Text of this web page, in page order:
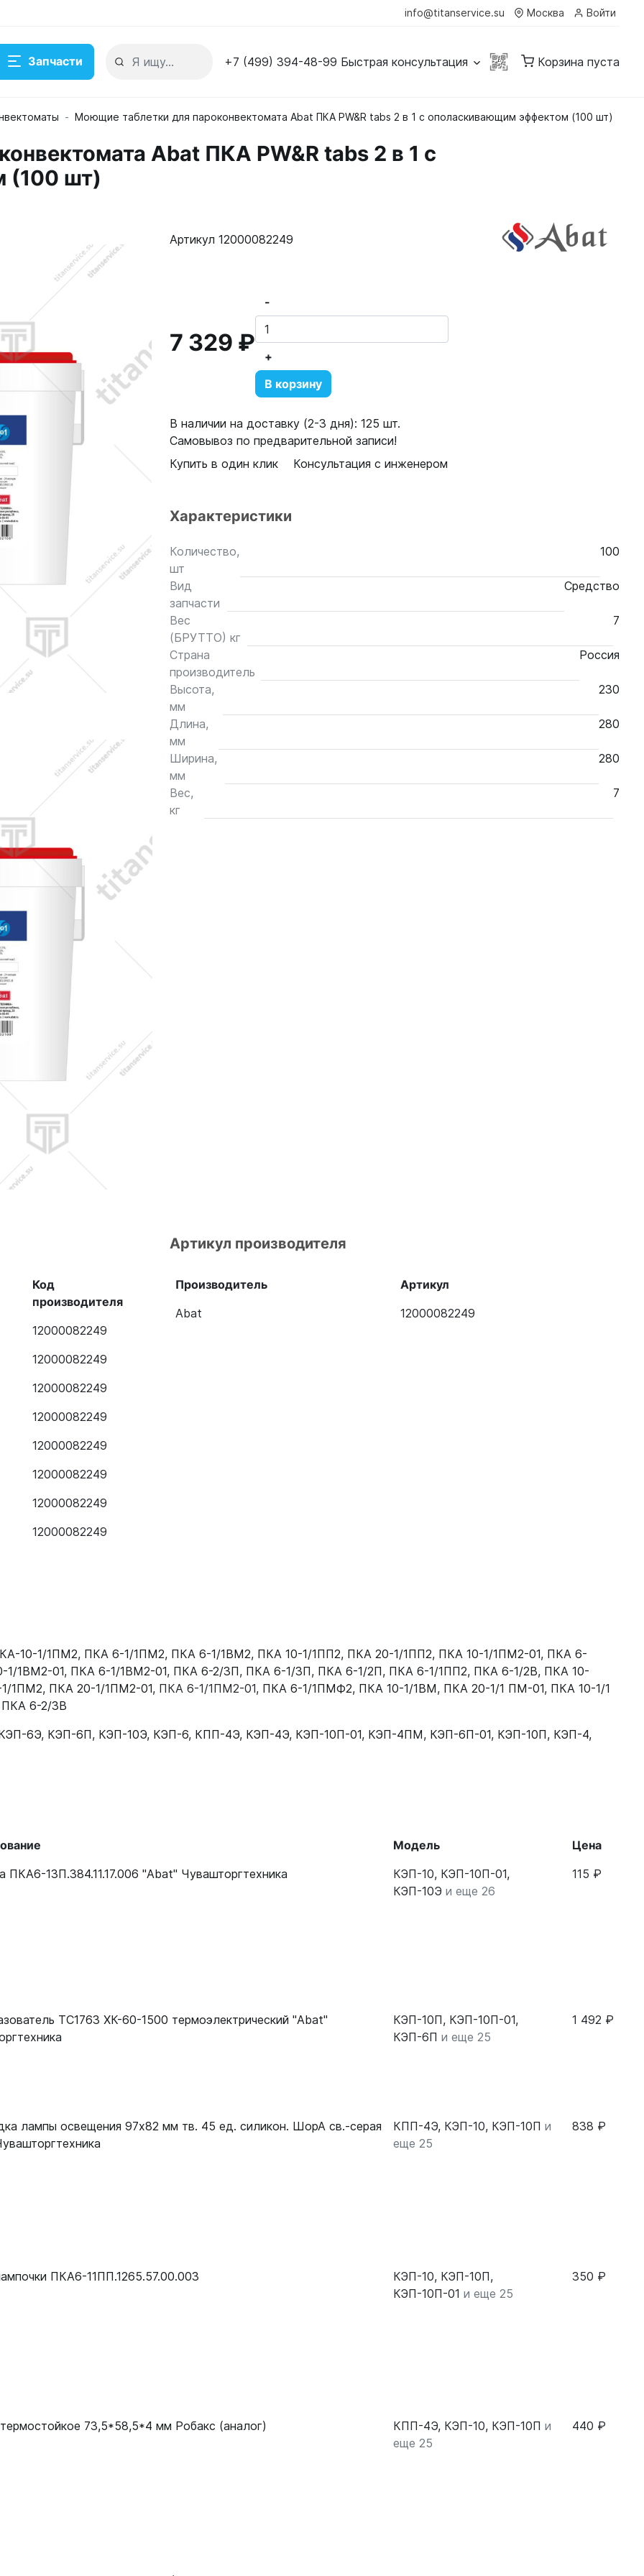
info@titanservice.su Москва Войти
Запчасти +7 (499) 394-48-99 Быстрая консультация Корзина пуста
Моющие таблетки для пароконвектомата Abat ПКА PW&R tabs 2 в 1 с ополаскивающим эффектом (100 шт)
Abat ПКА PW&R tabs 2 в 1 с
(100 шт)
Артикул 12000082249
7 329 ₽
-
+
В корзину
В наличии на доставку (2-3 дня): 125 шт.
Самовывоз по предварительной записи!
Купить в один клик
Консультация с инженером
Характеристики
Количество,
шт
100
Вид
запчасти
Средство
Вес
(БРУТТО) кг
7
Страна
производитель
Россия
Высота,
мм
230
Длина,
мм
280
Ширина,
мм
280
Вес,
кг
7
Код
производителя
12000082249
12000082249
12000082249
12000082249
12000082249
12000082249
12000082249
12000082249
12000082249
12000082249
12000082249
12000082249
12000082249
12000082249
12000082249
Артикул производителя
Производитель
Артикул
Abat
12000082249
10-1/1ПМ2, ПКА 6-1/1ПМ2, ПКА 6-1/1ВМ2, ПКА 10-1/1ПП2, ПКА 20-1/1ПП2, ПКА 10-1/1ПМ2-01, ПКА 6-
1/1ВМ2-01, ПКА 6-1/1ВМ2-01, ПКА 6-2/3П, ПКА 6-1/3П, ПКА 6-1/2П, ПКА 6-1/1ПП2, ПКА 6-1/2В, ПКА 10-
1ПМ2, ПКА 20-1/1ПМ2-01, ПКА 6-1/1ПМ2-01, ПКА 6-1/1ПМФ2, ПКА 10-1/1ВМ, ПКА 20-1/1 ПМ-01, ПКА 10-1/1
ПКА 6-2/3В
6Э, КЭП-6П, КЭП-10Э, КЭП-6, КПП-4Э, КЭП-4Э, КЭП-10П-01, КЭП-4ПМ, КЭП-6П-01, КЭП-10П, КЭП-4,
Модель
Цена
ПКА6-13П.384.11.17.006 "Abat" Чувашторгтехника
КЭП-10, КЭП-10П-01,
КЭП-10Э и еще 26
115 ₽
ТС1763 ХК-60-1500 термоэлектрический "Abat"
КЭП-10П, КЭП-10П-01,
КЭП-6П и еще 25
1 492 ₽
лампы освещения 97х82 мм тв. 45 ед. силикон. ШорА св.-серая
КПП-4Э, КЭП-10, КЭП-10П и
еще 25
838 ₽
ПКА6-11ПП.1265.57.00.003
КЭП-10, КЭП-10П,
КЭП-10П-01 и еще 25
350 ₽
73,5*58,5*4 мм Робакс (аналог) КПП-4Э, КЭП-10, КЭП-10П и
еще 25
440 ₽